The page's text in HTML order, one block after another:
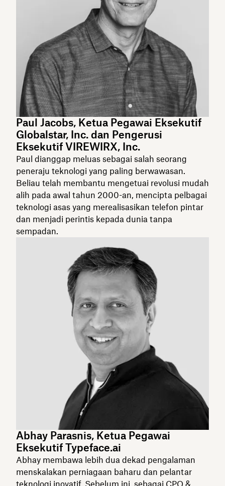
Paul Jacobs, Ketua Pegawai Eksekutif
Globalstar, Inc. dan Pengerusi
Eksekutif VIREWIRX, Inc.
Paul dianggap meluas sebagai salah seorang
peneraju teknologi yang paling berwawasan.
Beliau telah membantu mengetuai revolusi mudah
alih pada awal tahun 2000-an, mencipta pelbagai
teknologi asas yang merealisasikan telefon pintar
dan menjadi perintis kepada dunia tanpa
sempadan.
Abhay Parasnis, Ketua Pegawai
Eksekutif Typeface.ai
Abhay membawa lebih dua dekad pengalaman
menskalakan perniagaan baharu dan pelantar
teknologi inovatif. Sebelum ini, sebagai CPO &